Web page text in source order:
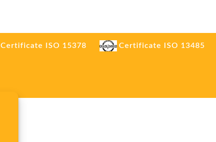
Certificate ISO 15378 Certificate ISO 13485